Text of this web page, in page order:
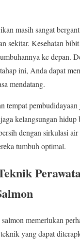
masih sangat
sekitar. Kesehatan
ke depan.
ini, Anda dapat
mendatang.
tempat pembudidayaan
kelangsungan
dengan sirkulasi air
tumbuh optimal.
memerlukan
yang dapat